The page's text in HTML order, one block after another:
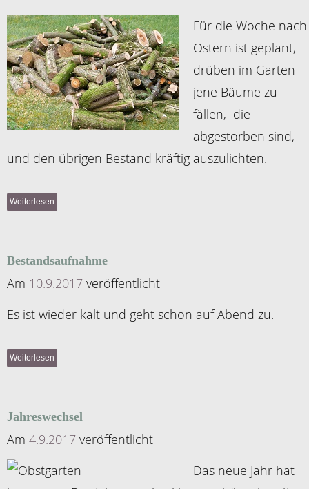
Für die Woche nach
Ostern ist geplant,
drüben im Garten
jene Bäume zu
fällen, die
abgestorben sind,
und den übrigen Bestand kräftig auszulichten.
Weiterlesen
Bestandsaufnahme
Am 10.9.2017 veröffentlicht
Es ist wieder kalt und geht schon auf Abend zu.
Weiterlesen
Jahreswechsel
Am 4.9.2017 veröffentlicht
Das neue Jahr hat